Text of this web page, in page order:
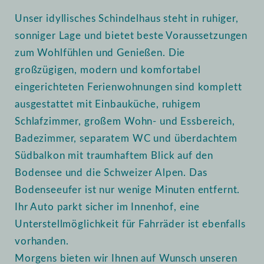
Unser idyllisches Schindelhaus steht in ruhiger,
sonniger Lage und bietet beste Voraussetzungen
zum Wohlfühlen und Genießen. Die
großzügigen, modern und komfortabel
eingerichteten Ferienwohnungen sind komplett
ausgestattet mit Einbauküche, ruhigem
Schlafzimmer, großem Wohn- und Essbereich,
Badezimmer, separatem WC und überdachtem
Südbalkon mit traumhaftem Blick auf den
Bodensee und die Schweizer Alpen. Das
Bodenseeufer ist nur wenige Minuten entfernt.
Ihr Auto parkt sicher im Innenhof, eine
Unterstellmöglichkeit für Fahrräder ist ebenfalls
vorhanden.
Morgens bieten wir Ihnen auf Wunsch unseren